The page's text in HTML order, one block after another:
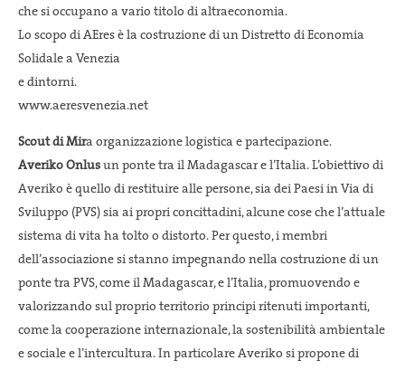
che si occupano a vario titolo di altraeconomia.
Lo scopo di AEres è la costruzione di un Distretto di Economia
Solidale a Venezia
e dintorni.
www.aeresvenezia.net
Scout di Mira organizzazione logistica e partecipazione.
Averiko Onlus un ponte tra il Madagascar e l’Italia. L’obiettivo di
Averiko è quello di restituire alle persone, sia dei Paesi in Via di
Sviluppo (PVS) sia ai propri concittadini, alcune cose che l’attuale
sistema di vita ha tolto o distorto. Per questo, i membri
dell’associazione si stanno impegnando nella costruzione di un
ponte tra PVS, come il Madagascar, e l’Italia, promuovendo e
valorizzando sul proprio territorio principi ritenuti importanti,
come la cooperazione internazionale, la sostenibilità ambientale
e sociale e l’intercultura. In particolare Averiko si propone di